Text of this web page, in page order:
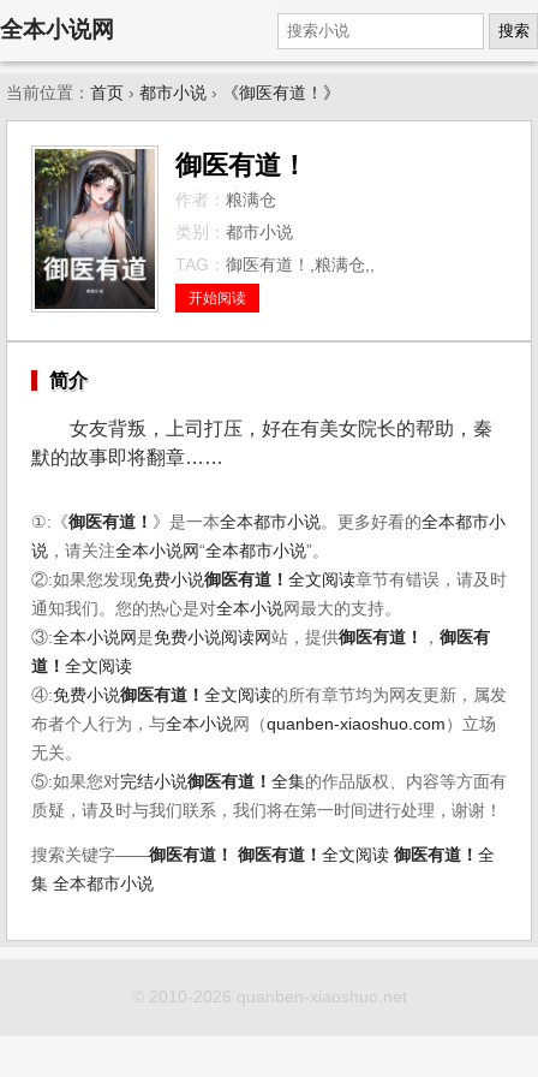
全本小说网 搜索
当前位置： 首页 › 都市小说 › 《御医有道！》
御医有道！
作者： 粮满仓
类别： 都市小说
TAG： 御医有道！,粮满仓,,
开始阅读
简介
女友背叛，上司打压，好在有美女院长的帮助，秦
默的故事即将翻章……
①:《御医有道！ 》是一本全本都市小说。更多好看的全本都市小
说 ，请关注全本小说网“全本都市小说”。
②:如果您发现免费小说御医有道！ 全文阅读章节有错误，请及时
通知我们。您的热心是对全本小说网最大的支持。
③:全本小说网是免费小说阅读网站，提供御医有道！ ， 御医有
道！ 全文阅读
④:免费小说御医有道！ 全文阅读的所有章节均为网友更新，属发
布者个人行为，与全本小说网（quanben-xiaoshuo.com ）立场
无关。
⑤:如果您对完结小说御医有道！ 全集的作品版权、内容等方面有
质疑，请及时与我们联系，我们将在第一时间进行处理，谢谢！
搜索关键字——御医有道！ 御医有道！ 全文阅读 御医有道！ 全
集 全本都市小说
© 2010-2026 quanben-xiaoshuo.net